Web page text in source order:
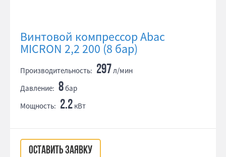
Винтовой компрессор Abac
MICRON 2,2 200 (8 бар)
Производительность: 297л/мин
Давление: 8бар
Мощность: 2.2 кВт
ОСТАВИТЬ ЗАЯВКУ